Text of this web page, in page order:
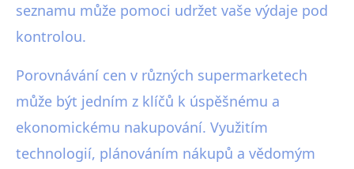
seznamu může pomoci udržet vaše výdaje pod
kontrolou.
Porovnávání cen v různých supermarketech
může být jedním z klíčů k úspěšnému a
ekonomickému nakupování. Využitím
technologií, plánováním nákupů a vědomým